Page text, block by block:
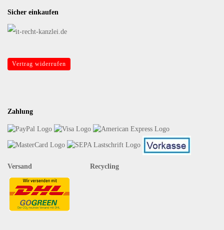
Sicher einkaufen
Vertrag widerrufen
Zahlung
Versand Recycling